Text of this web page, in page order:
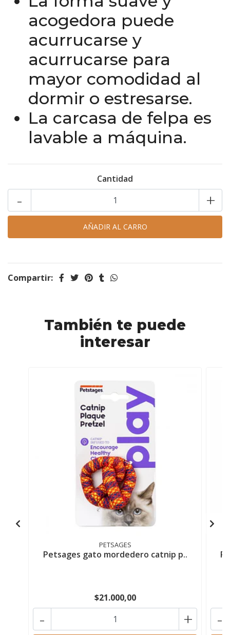
acogedora puede
acurrucarse y
acurrucarse para
mayor comodidad al
dormir o estresarse.
La carcasa de felpa es
lavable a máquina.
Cantidad
- +
Compartir:
También te puede
interesar
PETSAGES
Petsages gato mordedero catnip p..
$21.000,00
- + -